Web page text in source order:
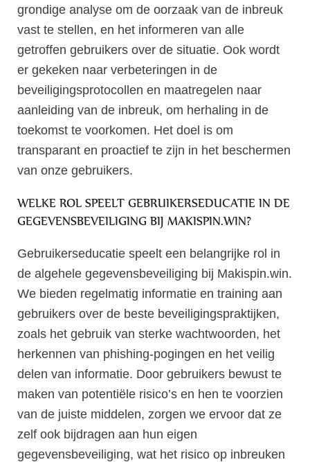
grondige analyse om de oorzaak van de inbreuk
vast te stellen, en het informeren van alle
getroffen gebruikers over de situatie. Ook wordt
er gekeken naar verbeteringen in de
beveiligingsprotocollen en maatregelen naar
aanleiding van de inbreuk, om herhaling in de
toekomst te voorkomen. Het doel is om
transparant en proactief te zijn in het beschermen
van onze gebruikers.
WELKE ROL SPEELT GEBRUIKERSEDUCATIE IN DE
GEGEVENSBEVEILIGING BIJ MAKISPIN.WIN?
Gebruikerseducatie speelt een belangrijke rol in
de algehele gegevensbeveiliging bij Makispin.win.
We bieden regelmatig informatie en training aan
gebruikers over de beste beveiligingspraktijken,
zoals het gebruik van sterke wachtwoorden, het
herkennen van phishing-pogingen en het veilig
delen van informatie. Door gebruikers bewust te
maken van potentiële risico’s en hen te voorzien
van de juiste middelen, zorgen we ervoor dat ze
zelf ook bijdragen aan hun eigen
gegevensbeveiliging, wat het risico op inbreuken